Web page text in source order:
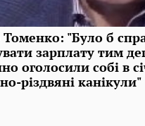
"Було б
зарплату тим
оголосили собі в
різдвяні канікули"